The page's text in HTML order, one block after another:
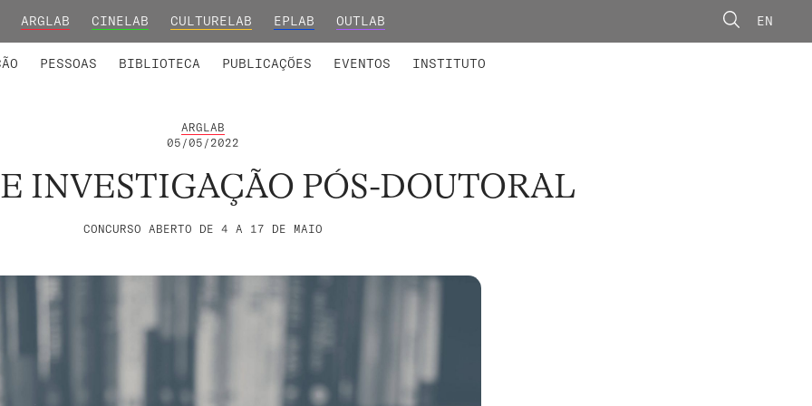
ARGLAB CINELAB CULTURELAB EPLAB OUTLAB EN
PESSOAS BIBLIOTECA PUBLICAÇÕES EVENTOS INSTITUTO
ARGLAB
05/05/2022
INVESTIGAÇÃO PÓS-DOUTORAL
CONCURSO ABERTO DE 4 A 17 DE MAIO